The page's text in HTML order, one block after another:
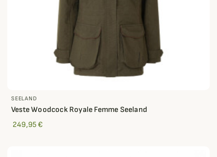
SEELAND
Veste Woodcock Royale Femme Seeland
249,95 €